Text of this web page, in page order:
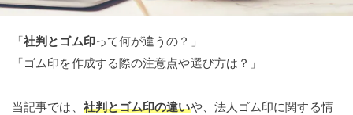
「社判とゴム印って何が違うの？」
「ゴム印を作成する際の注意点や選び方は？」
当記事では、 社判とゴム印の違いや、法人ゴム印に関する情